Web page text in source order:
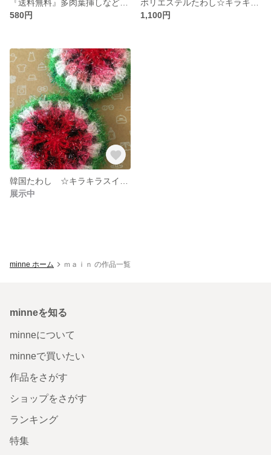
580円
1,100円
展示中
minne ホーム ｍａｉｎ の作品一覧
minneを知る
minneについて
minneで買いたい
作品をさがす
ショップをさがす
ランキング
特集